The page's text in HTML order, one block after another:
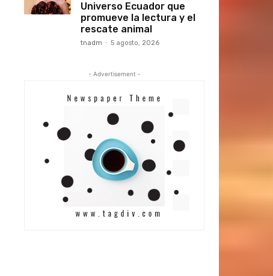
Universo Ecuador que
promueve la lectura y el
rescate animal
tnadm - 5 agosto, 2026
- Advertisement -